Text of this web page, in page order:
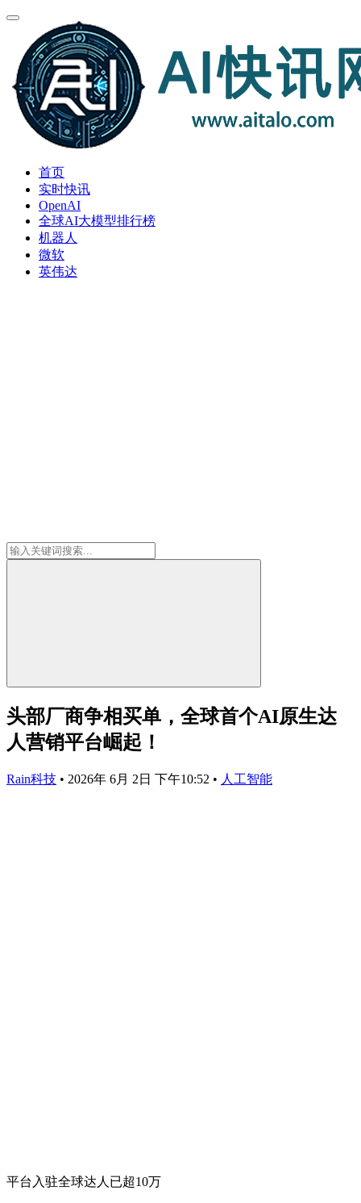
首页
实时快讯
OpenAI
全球AI大模型排行榜
机器人
微软
英伟达
头部厂商争相买单，全球首个AI原生达
人营销平台崛起！
Rain科技 • 2026年 6月 2日 下午10:52 • 人工智能
平台入驻全球达人已超10万